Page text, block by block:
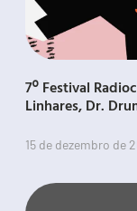
7º Festival
Linhares, Dr.
15 de dezembro de